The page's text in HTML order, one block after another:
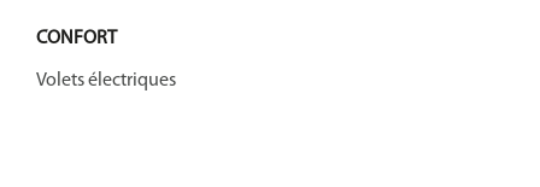
CONFORT
Volets électriques